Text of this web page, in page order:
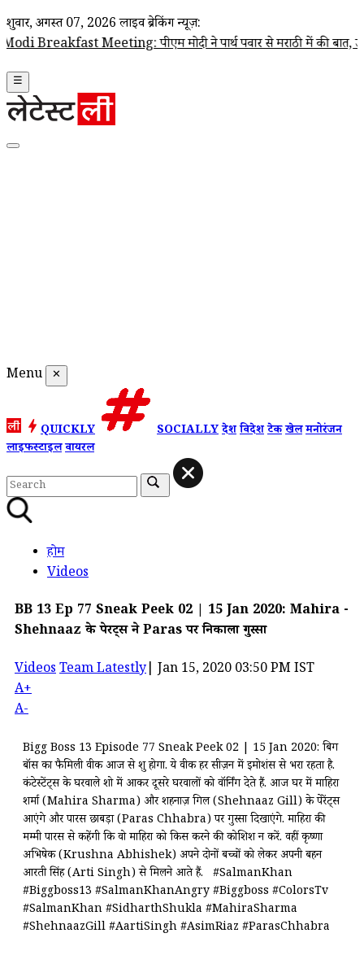
शुक्रवार, अगस्त 07, 2026 लाइव ब्रेकिंग न्यूज़:
Breakfast Meeting: पीएम मोदी ने पार्थ पवार से मराठी में की बात,
☰
Menu ✕
QUICKLY SOCIALLYदेशविदेशटेकखेलमनोरंजन
लाइफस्टाइलवायरल
होम
Videos
BB 13 Ep 77 Sneak Peek 02 | 15 Jan 2020: Mahira -
Shehnaaz के पेरेंट्स ने Paras पर निकाला गुस्सा
VideosTeam Latestly Jan 15, 2020 03:50 PM IST
A+
A-
Bigg Boss 13 Episode 77 Sneak Peek 02 | 15 Jan 2020: बिग
बॉस का फैमिली वीक आज से शुरू होगा. ये वीक हर सीज़न में इमोशंस से भरा रहता है.
कंटेस्टेंट्स के घरवाले शो में आकर दूसरे घरवालों को वॉर्निंग देते हैं. आज घर में माहिरा
शर्मा (Mahira Sharma) और शहनाज़ गिल (Shehnaaz Gill) के पेरेंट्स
आएंगे और पारस छाबड़ा (Paras Chhabra) पर गुस्सा दिखाएंगे. माहिरा की
मम्मी पारस से कहेंगी कि वो माहिरा को किस करने की कोशिश न करें. वहीं कृष्णा
अभिषेक (Krushna Abhishek) अपने दोनों बच्चों को लेकर अपनी बहन
आरती सिंह (Arti Singh) से मिलने आते हैं. #SalmanKhan
#Biggboss13 #SalmanKhanAngry #Biggboss #ColorsTv
#SalmanKhan #SidharthShukla #MahiraSharma
#ShehnaazGill #AartiSingh #AsimRiaz #ParasChhabra